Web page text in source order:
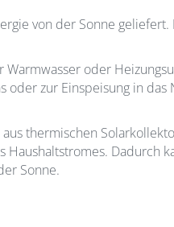
von der Sonne
oder
zur Einspeisung in das
thermischen
Haushaltstromes. Dadurch
Sonne.